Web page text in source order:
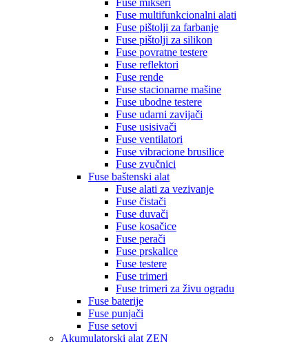
Fuse mikseri
Fuse multifunkcionalni alati
Fuse pištolji za farbanje
Fuse pištolji za silikon
Fuse povratne testere
Fuse reflektori
Fuse rende
Fuse stacionarne mašine
Fuse ubodne testere
Fuse udarni zavijači
Fuse usisivači
Fuse ventilatori
Fuse vibracione brusilice
Fuse zvučnici
Fuse baštenski alat
Fuse alati za vezivanje
Fuse čistači
Fuse duvači
Fuse kosačice
Fuse perači
Fuse prskalice
Fuse testere
Fuse trimeri
Fuse trimeri za živu ogradu
Fuse baterije
Fuse punjači
Fuse setovi
Akumulatorski alat ZEN